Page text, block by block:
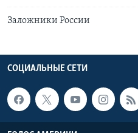
Заложники России
СОЦИАЛЬНЫЕ СЕТИ